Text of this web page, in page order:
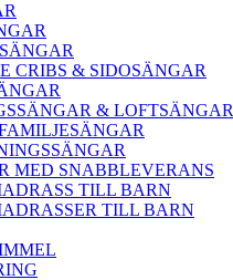
CRIBS & SIDOSÄNGAR
& LOFTSÄNGAR
MED SNABBLEVERANS
TILL BARN
TILL BARN